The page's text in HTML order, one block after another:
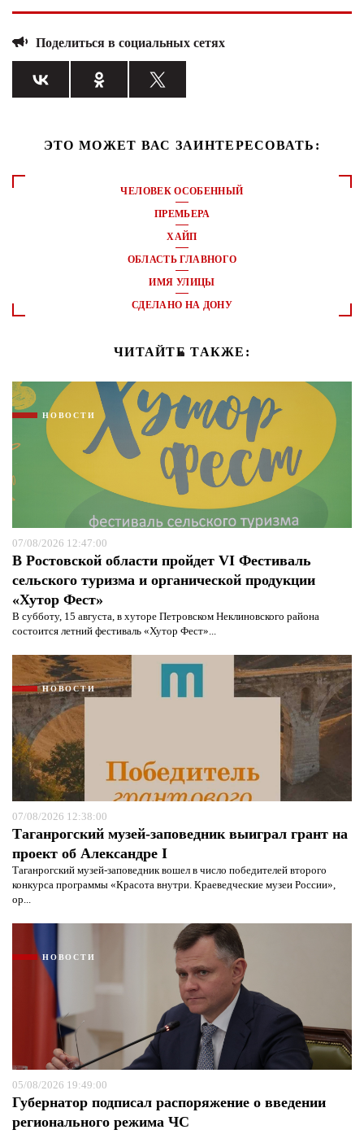
Поделиться в социальных сетях
ЭТО МОЖЕТ ВАС ЗАИНТЕРЕСОВАТЬ:
ЧЕЛОВЕК ОСОБЕННЫЙ
ПРЕМЬЕРА
ХАЙП
ОБЛАСТЬ ГЛАВНОГО
ИМЯ УЛИЦЫ
СДЕЛАНО НА ДОНУ
ЧИТАЙТЕ ТАКЖЕ:
НОВОСТИ
07/08/2026 12:47:00
В Ростовской области пройдет VI Фестиваль
сельского туризма и органической продукции
«Хутор Фест»
В субботу, 15 августа, в хуторе Петровском Неклиновского района
состоится летний фестиваль «Хутор Фест»...
НОВОСТИ
07/08/2026 12:38:00
Таганрогский музей-заповедник выиграл грант на
проект об Александре I
Таганрогский музей-заповедник вошел в число победителей второго
конкурса программы «Красота внутри. Краеведческие музеи России»,
ор...
НОВОСТИ
05/08/2026 19:49:00
Губернатор подписал распоряжение о введении
регионального режима ЧС